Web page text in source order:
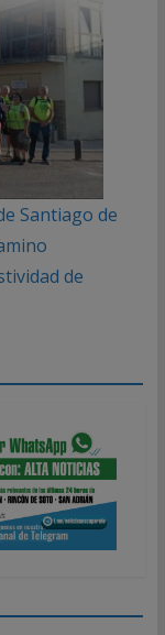
Santiago de
de